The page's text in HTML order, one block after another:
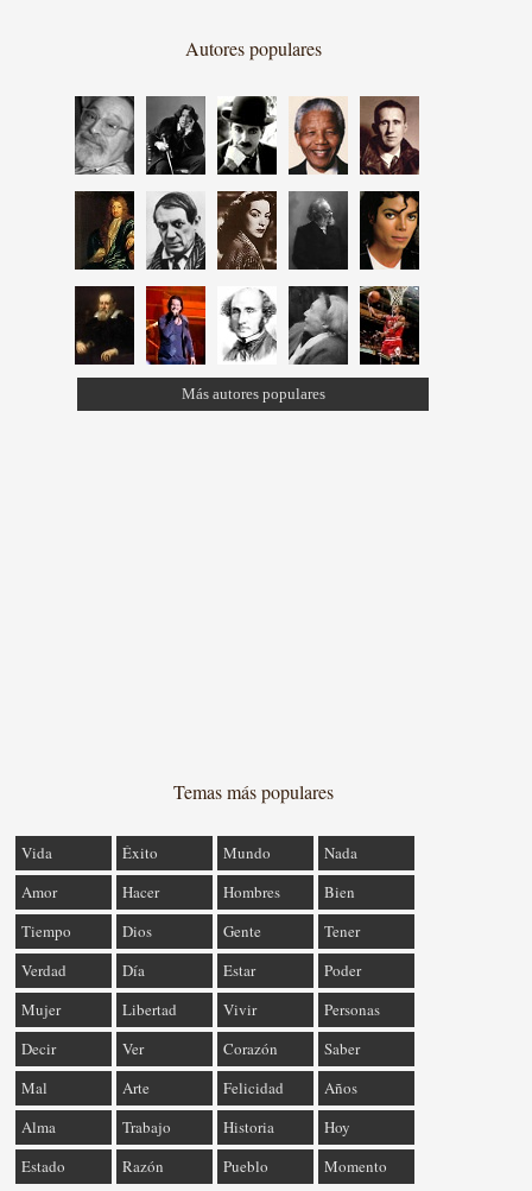
Autores populares
Más autores populares
Temas más populares
Vida Éxito Mundo
Nada
Amor
Hacer Hombres
Bien
Tiempo
Dios Gente
Tener
Verdad
Día Estar
Poder
Mujer
Libertad Vivir
Personas
Decir
Ver Corazón
Saber
Mal
Arte Felicidad
Años
Alma
Trabajo Historia
Hoy
Estado
Razón Pueblo Momento